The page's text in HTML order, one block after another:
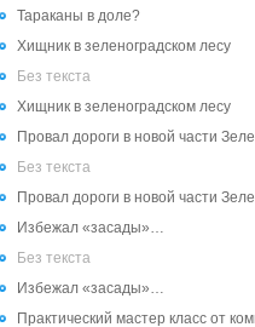
Тараканы в доле?
Хищник в зеленоградском лесу
Без текста
Хищник в зеленоградском лесу
Провал дороги в новой части
Без текста
Провал дороги в новой части
Избежал «засады»…
Без текста
Избежал «засады»…
Практический мастер класс от